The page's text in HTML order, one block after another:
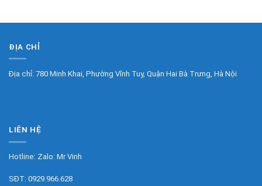
ĐỊA CHỈ
Địa chỉ: 780 Minh Khai, Phường Vĩnh Tuy, Quận Hai Bà Trưng, Hà Nội
LIÊN HỆ
Hotline: Zalo: Mr Vinh
SĐT: 0929.966.628